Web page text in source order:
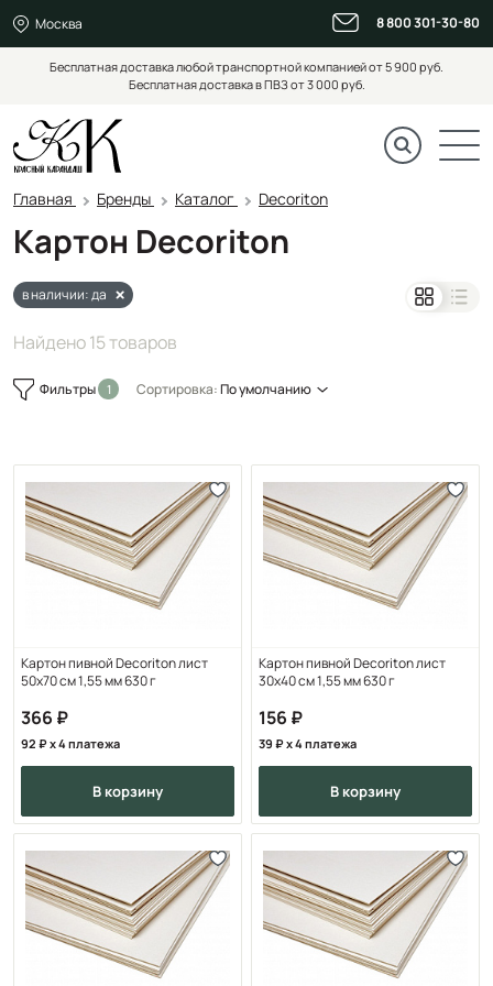
Москва 8 800 301-30-80
Бесплатная доставка любой транспортной компанией от 5 900 руб.
Бесплатная доставка в ПВЗ от 3 000 руб.
Главная Бренды Каталог Decoriton
Картон Decoriton
в наличии: да
Найдено 15 товаров
Фильтры Сортировка:По умолчанию
Картон пивной Decoriton лист
50х70 см 1,55 мм 630 г
366
92 x 4 платежа
в корзину
Картон пивной Decoriton лист
30х40 см 1,55 мм 630 г
156
39 x 4 платежа
в корзину